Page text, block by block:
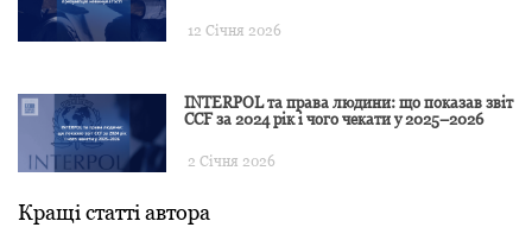
12 Січня 2026
INTERPOL та права людини: що показав звіт
CCF за 2024 рік і чого чекати у 2025–2026
2 Січня 2026
Кращі статті автора